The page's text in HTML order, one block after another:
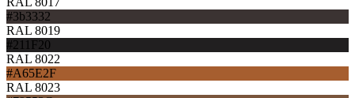
#3b3332
RAL 8019
#211F20
RAL 8022
#A65E2F
RAL 8023